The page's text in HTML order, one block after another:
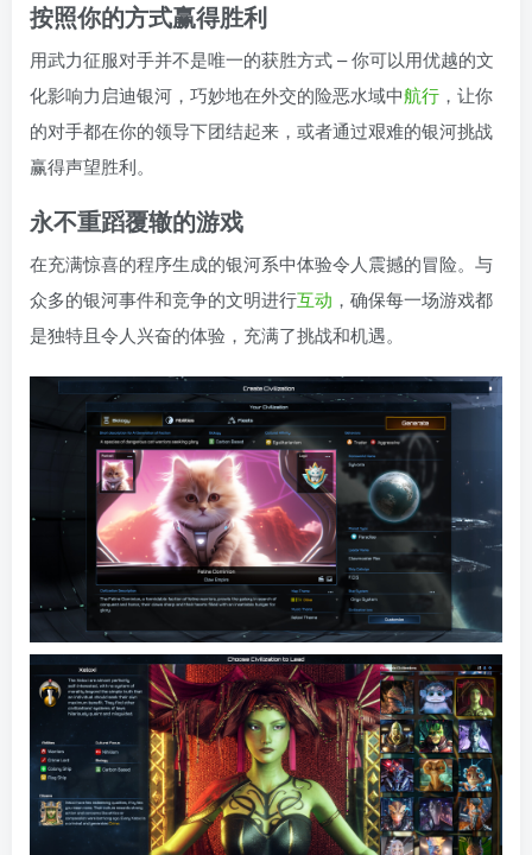
按照你的方式赢得胜利
用武力征服对手并不是唯一的获胜方式 – 你可以用优越的文
化影响力启迪银河，巧妙地在外交的险恶水域中航行 ，让你
的对手都在你的领导下团结起来，或者通过艰难的银河挑战
赢得声望胜利。
永不重蹈覆辙的游戏
在充满惊喜的程序生成的银河系中体验令人震撼的冒险。与
众多的银河事件和竞争的文明进行互动 ，确保每一场游戏都
是独特且令人兴奋的体验，充满了挑战和机遇。